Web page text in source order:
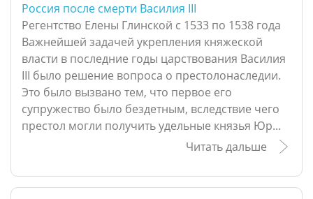
Россия после смерти Василия III
Регентство Елены Глинской с 1533 по 1538 года
Важнейшей задачей укрепления княжеской
власти в последние годы царствования Василия
III было решение вопроса о престолонаследии.
Это было вызвано тем, что первое его
супружество было бездетным, вследствие чего
престол могли получить удельные князья Юр...
Читать дальше